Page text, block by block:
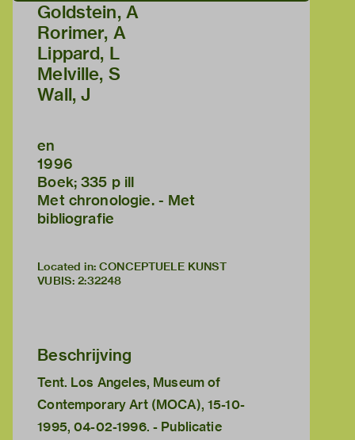
Goldstein, A
Rorimer, A
Lippard, L
Melville, S
Wall, J
en
1996
Boek; 335 p ill
Met chronologie. - Met
bibliografie
Located in: CONCEPTUELE KUNST
VUBIS: 2:32248
Beschrijving
Tent. Los Angeles, Museum of
Contemporary Art (MOCA), 15-10-
1995, 04-02-1996. - Publicatie